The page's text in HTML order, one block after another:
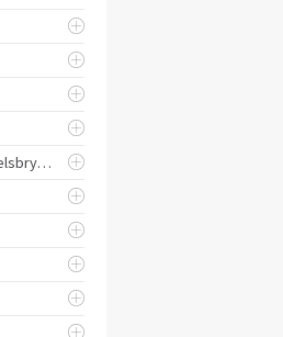
Läckageskydd och Vattenfelsbrytare